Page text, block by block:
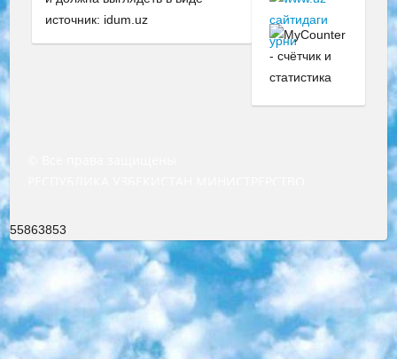
источник: idum.uz
55863853